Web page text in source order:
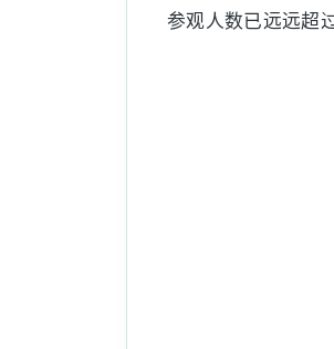
参观人数已远远超